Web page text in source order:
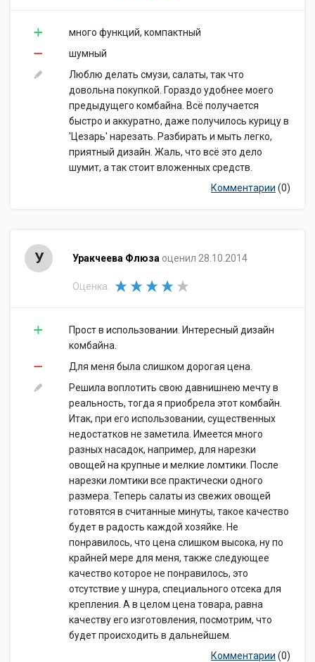
много функций, компактный
шумный
Люблю делать смузи, салаты, так что
довольна покупкой. Гораздо удобнее моего
предыдущего комбайна. Всё получается
быстро и аккуратно, даже получилось курицу в
'Цезарь' нарезать. Разбирать и мыть легко,
приятный дизайн. Жаль, что всё это дело
шумит, а так стоит вложенных средств.
Комментарии (0)
У Уракчеева Флюза оценил 28.10.2014
Оценка:
Прост в использовании. Интересный дизайн
комбайна.
Для меня была слишком дорогая цена.
Решила воплотить свою давнишнею мечту в
реальность, тогда я приобрела этот комбайн.
Итак, при его использовании, существенных
недостатков не заметила. Имеется много
разных насадок, например, для нарезки
овощей на крупные и мелкие ломтики. После
нарезки ломтики все практически одного
размера. Теперь салаты из свежих овощей
готовятся в считанные минуты, такое качество
будет в радость каждой хозяйке. Не
понравилось, что цена слишком высока, ну по
крайней мере для меня, также следующее
качество которое не понравилось, это
отсутствие у шнура, специального отсека для
крепления. А в целом цена товара, равна
качеству его изготовления, посмотрим, что
будет происходить в дальнейшем.
Комментарии (0)